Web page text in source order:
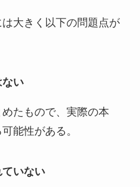
大きく以下の問題点が
ない
たもので、実際の本
能性がある。
ていない